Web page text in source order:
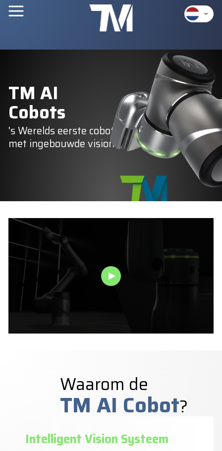
TM AI
Cobots
's Werelds eerste cobot
met ingebouwde vision
Waarom de
TM AI Cobot?
Intelligent Vision Systeem